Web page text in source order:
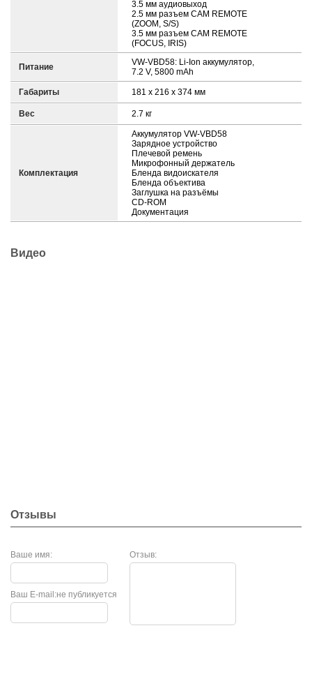
3.5 мм аудиовыход
2.5 мм разъем CAM REMOTE
(ZOOM, S/S)
3.5 мм разъем CAM REMOTE
(FOCUS, IRIS)
Питание
VW-VBD58: Li-Ion аккумулятор,
7.2 V, 5800 mAh
Габариты 181 x 216 x 374 мм
Вес 2.7 кг
Комплектация
Аккумулятор VW-VBD58
Зарядное устройство
Плечевой ремень
Микрофонный держатель
Бленда видоискателя
Бленда объектива
Заглушка на разъёмы
CD-ROM
Документация
Видео
Отзывы
Ваше имя: Отзыв:
не публикуется
Ваш E-mail: